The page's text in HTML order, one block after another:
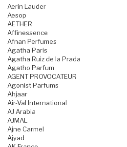
Aerin Lauder
Aesop
AETHER
Affinessence
Afnan Perfumes
Agatha Paris
Agatha Ruiz de la Prada
Agatho Parfum
AGENT PROVOCATEUR
Agonist Parfums
Ahjaar
Air-Val International
AJ Arabia
AJMAL
Ajne Carmel
Ajyad